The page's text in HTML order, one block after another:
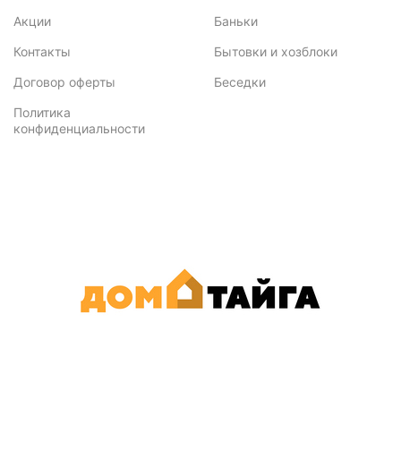
Акции
Контакты
Договор оферты
Политика
конфиденциальности
Баньки
Бытовки и хозблоки
Беседки